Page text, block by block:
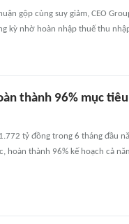
gộp cùng suy giảm, CEO
kỳ nhờ hoàn nhập thuế thu
thành 96% mục
tỷ đồng trong 6 tháng đầu
hoàn thành 96% kế hoạch cả